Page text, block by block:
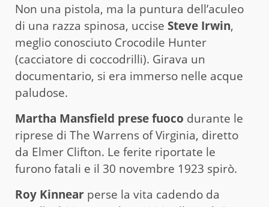
Non una pistola, ma la puntura dell’aculeo
di una razza spinosa, uccise Steve Irwin,
meglio conosciuto Crocodile Hunter
(cacciatore di coccodrilli). Girava un
documentario, si era immerso nelle acque
paludose.
Martha Mansfield prese fuoco durante le
riprese di The Warrens of Virginia, diretto
da Elmer Clifton. Le ferite riportate le
furono fatali e il 30 novembre 1923 spirò.
Roy Kinnear perse la vita cadendo da